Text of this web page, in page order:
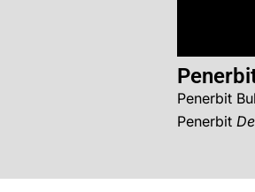
Penerbit
Penerbit